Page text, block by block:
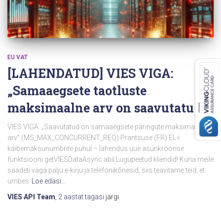
EU VAT
[LAHENDATUD] VIES VIGA:
„Samaaegsete taotluste
maksimaalne arv on saavutatud”
VIES VIGA: „Saavutatud on samaaegsete päringute maksimaalne
arv” (MS_MAX_CONCURRENT_REQ) Prantsuse (FR) EL-i
käibemaksunumbrite puhul – lahendus uue asünkroonse
funktsiooni getVIESDataAsync abil Lugupeetud kliendid! Kuna meile
saadeti väga palju e-kirju ja telefonikõnesid, siis teavitame teid, et
umbes
Loe edasi…
VIES API Team 2 aastattagasi järgi